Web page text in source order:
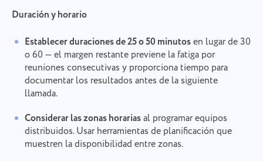
Duración y horario
Establecer duraciones de 25 o 50 minutosen lugar de 30
o 60 — el margen restante previene la fatiga por
reuniones consecutivas y proporciona tiempo para
documentar los resultados antes de la siguiente
llamada.
Considerar las zonas horariasal programar equipos
distribuidos. Usar herramientas de planificación que
muestren la disponibilidad entre zonas.